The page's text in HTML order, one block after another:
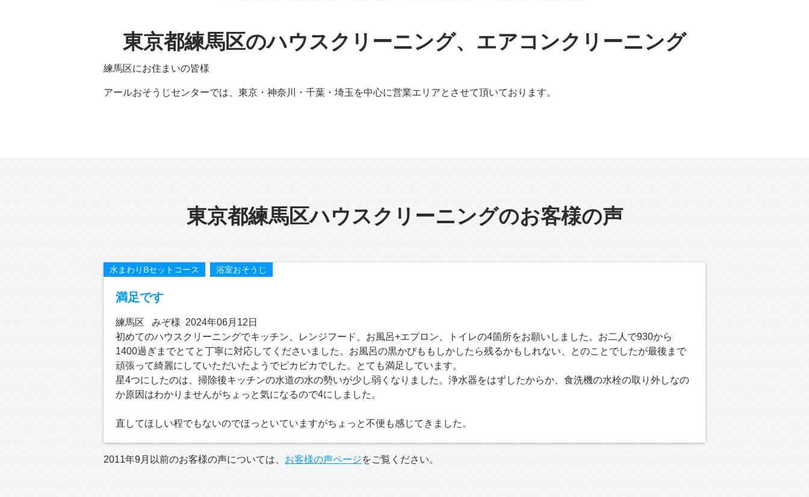
東京都練馬区のハウスクリーニング、エアコンクリーニング
練馬区にお住まいの皆様
アールおそうじセンターでは、東京・神奈川・千葉・埼玉を中心に営業エリアとさせて頂いております。
東京都練馬区ハウスクリーニングのお客様の声
水まわりBセットコース 浴室おそうじ
満足です
練馬区 みぞ様 2024年06月12日
初めてのハウスクリーニングでキッチン、レンジフード、お風呂+エプロン、トイレの4箇所をお願いしました。お二人で930から
1400過ぎまでとてと丁寧に対応してくださいました。お風呂の黒かびももしかしたら残るかもしれない、とのことでしたが最後まで
頑張って綺麗にしていただいたようでピカピカでした。とても満足しています。
星4つにしたのは、掃除後キッチンの水道の水の勢いが少し弱くなりました。浄水器をはずしたからか、食洗機の水栓の取り外しなの
か原因はわかりませんがちょっと気になるので4にしました。
直してほしい程でもないのでほっといていますがちょっと不便も感じてきました。
2011年9月以前のお客様の声については、 お客様の声ページをご覧ください。